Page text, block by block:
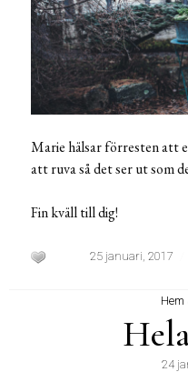
Marie hälsar förresten att
att ruva så det ser ut som
Fin kväll till dig!
25 januari, 2017
Hem
24